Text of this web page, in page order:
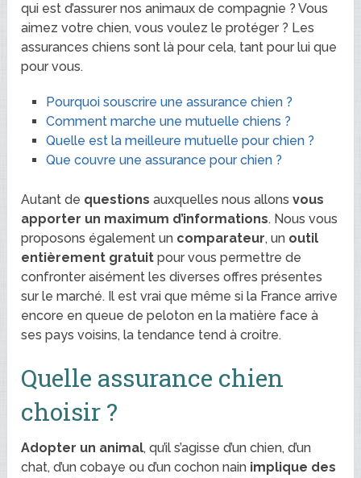
qui est d’assurer nos animaux de compagnie ? Vous
aimez votre chien, vous voulez le protéger ? Les
assurances chiens sont là pour cela, tant pour lui que
pour vous.
Pourquoi souscrire une assurance chien ?
Comment marche une mutuelle chiens ?
Quelle est la meilleure mutuelle pour chien ?
Que couvre une assurance pour chien ?
Autant de questions auxquelles nous allonsvous
apporter un maximum d’informations. Nous vous
proposons également un comparateur, un outil
entièrement gratuit pour vous permettre de
confronter aisément les diverses offres présentes
sur le marché. Il est vrai que même si la France arrive
encore en queue de peloton en la matière face à
ses pays voisins, la tendance tend à croitre.
Quelle assurance chien
choisir ?
Adopter un animal, qu’il s’agisse d’un chien, d’un
chat, d’un cobaye ou d’un cochon nain implique des